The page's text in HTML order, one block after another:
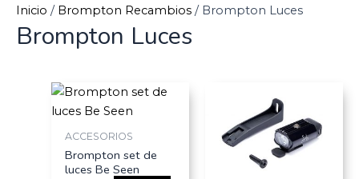
Inicio / Brompton Recambios / Brompton Luces
Brompton Luces
ACCESORIOS
Brompton set de
luces Be Seen